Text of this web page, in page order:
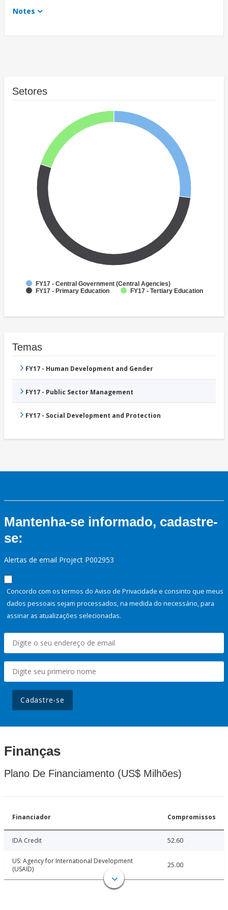
Notes
Setores
FY17 - Central Government (Central Agencies)
FY17 - Primary Education
FY17 - Tertiary Education
Temas
FY17 - Human Development and Gender
FY17 - Public Sector Management
FY17 - Social Development and Protection
Mantenha-se informado, cadastre-
se:
Alertas de email Project P002953
Concordo com os termos do Aviso de Privacidade e consinto que meus
dados pessoais sejam processados, na medida do necessário, para
assinar as atualizações selecionadas.
Cadastre-se
Finanças
Plano De Financiamento (US$ Milhões)
Financiador Compromissos
IDA Credit 52.60
US: Agency for International Development
(USAID)
25.00